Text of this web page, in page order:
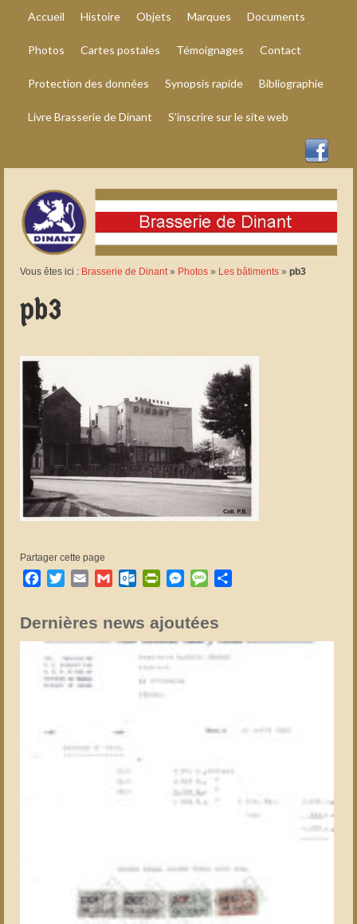
Accueil Histoire Objets Marques Documents
Photos Cartes postales Témoignages Contact
Protection des données Synopsis rapide Bibliographie
Livre Brasserie de Dinant S’inscrire sur le site web
Vous êtes ici : Brasserie de Dinant» Photos » Les bâtiments » pb3
pb3
Partager cette page
Facebook
TwitterEmail GmailOutlook.com
PrintFriendly
Messenger
Message
Dernières news ajoutées